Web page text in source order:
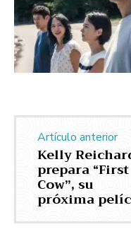
Artículo anterior
Kelly
prepara “First
Cow”, su
próxima